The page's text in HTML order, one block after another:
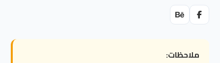
ملاحظات: